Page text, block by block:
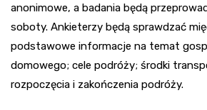
anonimowe, a badania będą
soboty. Ankieterzy będą sprawdzać
podstawowe informacje na temat
domowego; cele podróży; środki
rozpoczęcia i zakończenia podróży.